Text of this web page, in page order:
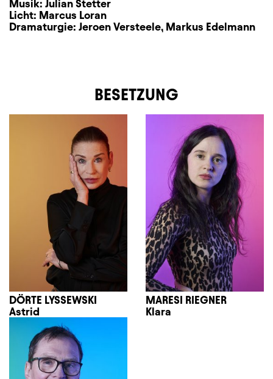
Musik: Julian Stetter
Licht: Marcus Loran
Dramaturgie: Jeroen Versteele, Markus Edelmann
BESETZUNG
DÖRTE LYSSEWSKI
Astrid
MARESI RIEGNER
Klara